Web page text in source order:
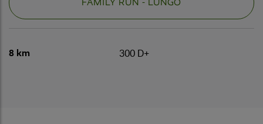
FAMILY RUN - LUNGO
8 km 300 D+